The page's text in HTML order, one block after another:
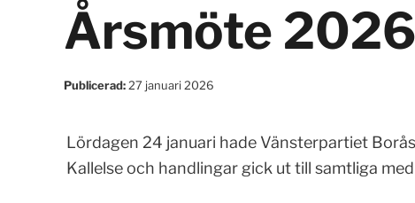
Årsmöte 2026
Publicerad: 27 januari 2026
Lördagen 24 januari hade Vänsterpartiet
Kallelse och handlingar gick ut till samtliga